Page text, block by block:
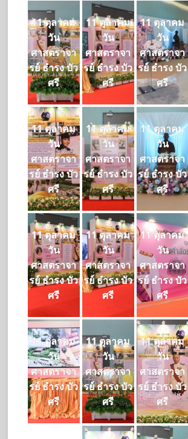
11 ตุลาคม
วัน
ศาสตราจา
รย์ ธำรง บัว
ศรี
11 ตุลาคม
วัน
ศาสตราจา
รย์ ธำรง บัว
ศรี
11 ตุลาคม
วัน
ศาสตราจา
รย์ ธำรง บัว
ศรี
11 ตุลาคม
วัน
ศาสตราจา
รย์ ธำรง บัว
ศรี
11 ตุลาคม
วัน
ศาสตราจา
รย์ ธำรง บัว
ศรี
11 ตุลาคม
วัน
ศาสตราจา
รย์ ธำรง บัว
ศรี
11 ตุลาคม
วัน
ศาสตราจา
รย์ ธำรง บัว
ศรี
11 ตุลาคม
วัน
ศาสตราจา
รย์ ธำรง บัว
ศรี
11 ตุลาคม
วัน
ศาสตราจา
รย์ ธำรง บัว
ศรี
11 ตุลาคม
วัน
ศาสตราจา
รย์ ธำรง บัว
ศรี
11 ตุลาคม
วัน
ศาสตราจา
รย์ ธำรง บัว
ศรี
11 ตุลาคม
วัน
ศาสตราจา
รย์ ธำรง บัว
ศรี